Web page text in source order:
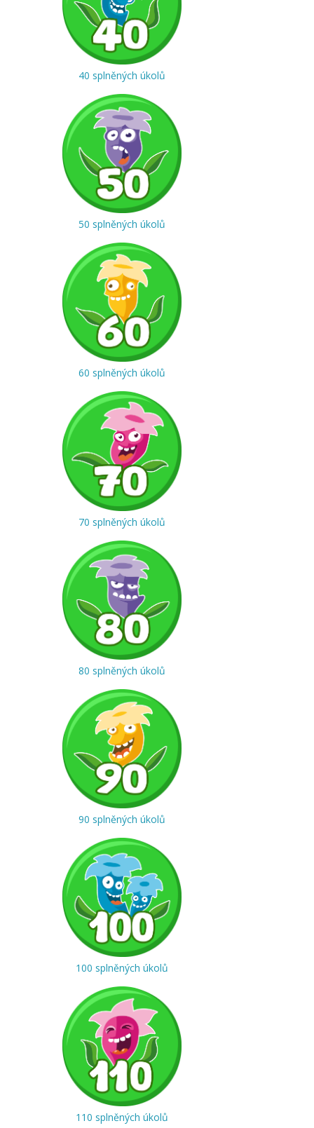
40 splněných úkolů
50 splněných úkolů
60 splněných úkolů
70 splněných úkolů
80 splněných úkolů
90 splněných úkolů
100 splněných úkolů
110 splněných úkolů